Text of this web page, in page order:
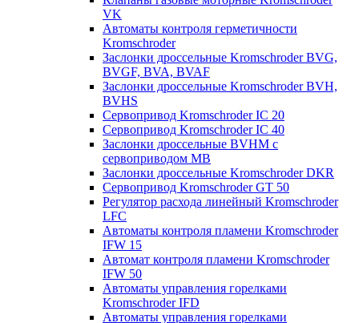
VK
Автоматы контроля герметичности
Kromschroder
Заслонки дроссельные Kromschroder BVG,
BVGF, BVA, BVAF
Заслонки дроссельные Kromschroder BVH,
BVHS
Сервопривод Kromschroder IC 20
Сервопривод Kromschroder IC 40
Заслонки дроссельные BVHM с
сервоприводом МВ
Заслонки дроссельные Kromschroder DKR
Cервопривод Kromschroder GT 50
Регулятор расхода линейный Kromschroder
LFC
Автоматы контроля пламени Kromschroder
IFW 15
Автомат контроля пламени Kromschroder
IFW 50
Автоматы управления горелками
Kromschroder IFD
Автоматы управления горелками